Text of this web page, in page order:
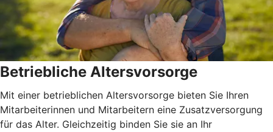
Betriebliche Altersvorsorge
Mit einer betrieblichen Altersvorsorge bieten Sie Ihren
Mitarbeiterinnen und Mitarbeitern eine Zusatzversorgung
für das Alter. Gleichzeitig binden Sie sie an Ihr